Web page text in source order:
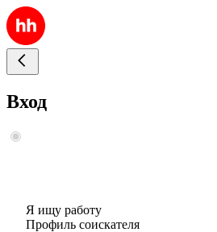
Вход
Я ищу работу
Профиль соискателя